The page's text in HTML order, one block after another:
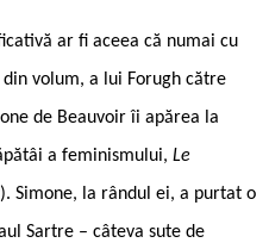
ar fi aceea că numai cu
volum, a lui Forugh către
de Beauvoir îi apărea la
a feminismului, Le
Simone, la rândul ei, a purtat o
Sartre – câteva sute de